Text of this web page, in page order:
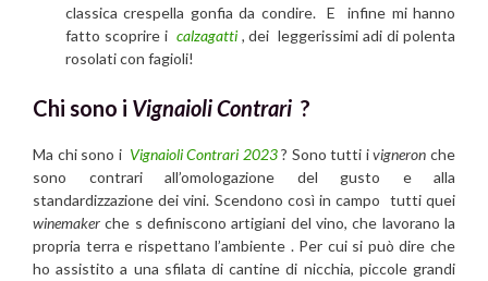
classica crespella gonfia da condire. E infine mi hanno
fatto scoprire i calzagatti,dei leggerissimi adi di polenta
rosolati con fagioli!
Chi sono i Vignaioli Contrari ?
Ma chi sono i Vignaioli Contrari 2023? Sono tutti ivigneronche
sono contrari all’omologazione del gusto e alla
standardizzazione dei vini. Scendono così in campo tutti quei
winemaker che s definiscono artigiani del vino, che lavorano la
propria terra e rispettano l’ambiente . Per cui si può dire che
ho assistito a una sfilata di cantine di nicchia, piccole grandi